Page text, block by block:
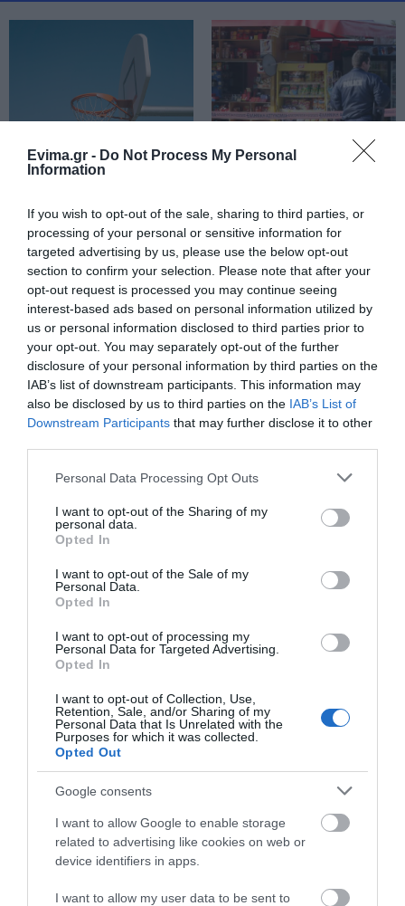
Evima.gr - Do Not Process My Personal
Information
If you wish to opt-out of the sale, sharing to third parties, or
processing of your personal or sensitive information for
targeted advertising by us, please use the below opt-out
section to confirm your selection. Please note that after your
opt-out request is processed you may continue seeing
interest-based ads based on personal information utilized by
us or personal information disclosed to third parties prior to
your opt-out. You may separately opt-out of the further
disclosure of your personal information by third parties on the
IAB’s list of downstream participants. This information may
also be disclosed by us to third parties on the IAB’s List of
Downstream Participants that may further disclose it to other
Please note that this website/app uses one or more Google
not limited to your visit or usage behaviour. You may click to
grant or deny consent to Google and its third-party tags to
use your data for below specified purposes in below Google
consent section.
Personal Data Processing Opt Outs
I want to opt-out of the Sharing of my
personal data.
Opted In
I want to opt-out of the Sale of my
Personal Data.
Opted In
I want to opt-out of processing my
Personal Data for Targeted Advertising.
Opted In
I want to opt-out of Collection, Use,
Retention, Sale, and/or Sharing of my
Personal Data that Is Unrelated with the
Purposes for which it was collected.
Opted Out
Google consents
I want to allow Google to enable storage
related to advertising like cookies on web or
device identifiers in apps.
I want to allow my user data to be sent to
Μεταφορές χρημάτων: Σε ποιες
περιπτώσεις η ΑΑΔΕ επιβάλλει
φόρο από 10% έως 40%
08.08.2026 | 13:00
Α. Ο. Χαλκίς: Πρώτο φιλικό σήμερα
για νέα αγωνιστική περίοδο – Η
ώρα
08.08.2026 | 12:40
Τι γίνεται με τις τσούχτρες στην
Εύβοια;
08.08.2026 | 12:20
Καύσωνας και πολλά μποφόρ
αύριο στην Εύβοια! Συνεδρίασε η
επιτροπή εκτίμησης κινδύνου
08.08.2026 | 12:00
Εύβοια: Οι ισχυροί άνεμοι
έσπασαν μεγάλο πεύκο σε αυλή
εκκλησίας
08.08.2026 | 11:40
Εύβοια: Αποκαταστάθηκε το
επέμβαση της CP COMPANY Ε.Ε.
08.08.2026 | 11:20
Αθλητικό σωματείο της Εύβοιας
εξέδωσε ανακοίνωση για το
βουλευτή Σίμο Κεδίκογλου- Τι
αναφέρει
08.08.2026 | 11:00
Αρχίζουν τα έργα για
γυμναστήριο στην
Εύβοια
επιχειρήσεις
Σήμερα το μεγαλύτερο
πανηγύρι του
καλοκαιριού στην
Εύβοια
Συρροή πιστών σε αυτό
το Μοναστήρι της
Εύβοιας!
Αθηναίοι «ψηφίζουν»
Εύβοια για τις
διακοπές τους!
κοιμητήριο της
Εύβοιας: Δείτε τι